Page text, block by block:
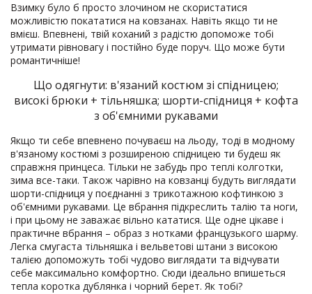
Взимку було б просто злочином не скористатися
можливістю покататися на ковзанах. Навіть якщо ти не
вмієш. Впевнені, твій коханий з радістю допоможе тобі
утримати рівновагу і постійно буде поруч. Що може бути
романтичніше!
Що одягнути: в'язаний костюм зі спідницею;
високі брюки + тільняшка; шорти-спідниця + кофта
з об'ємними рукавами
Якщо ти себе впевнено почуваєш на льоду, тоді в модному
в'язаному костюмі з розширеною спідницею ти будеш як
справжня принцеса. Тільки не забудь про теплі колготки,
зима все-таки. Також чарівно на ковзанці будуть виглядати
шорти-спідниця у поєднанні з трикотажною кофтинкою з
об'ємними рукавами. Це вбрання підкреслить талію та ноги,
і при цьому не заважає вільно кататися. Ще одне цікаве і
практичне вбрання – образ з нотками французького шарму.
Легка смугаста тільняшка і вельветові штани з високою
талією допоможуть тобі чудово виглядати та відчувати
себе максимально комфортно. Сюди ідеально впишеться
тепла коротка дублянка і чорний берет. Як тобі?